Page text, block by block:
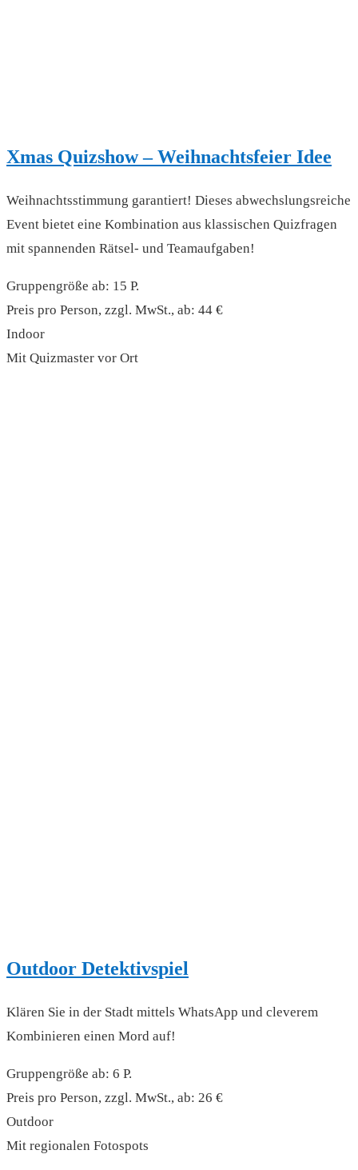
Xmas Quizshow – Weihnachtsfeier Idee
Weihnachtsstimmung garantiert! Dieses abwechslungsreiche
Event bietet eine Kombination aus klassischen Quizfragen
mit spannenden Rätsel- und Teamaufgaben!
Gruppengröße ab: 15 P.
Preis pro Person, zzgl. MwSt., ab: 44 €
Indoor
Mit Quizmaster vor Ort
Outdoor Detektivspiel
Klären Sie in der Stadt mittels WhatsApp und cleverem
Kombinieren einen Mord auf!
Gruppengröße ab: 6 P.
Preis pro Person, zzgl. MwSt., ab: 26 €
Outdoor
Mit regionalen Fotospots